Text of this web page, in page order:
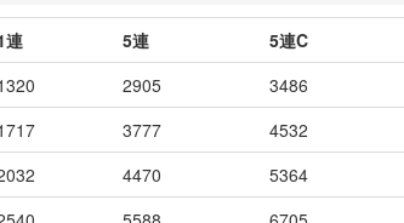
連 5連
5連C
2905
3486
3777
4532
4470
5364